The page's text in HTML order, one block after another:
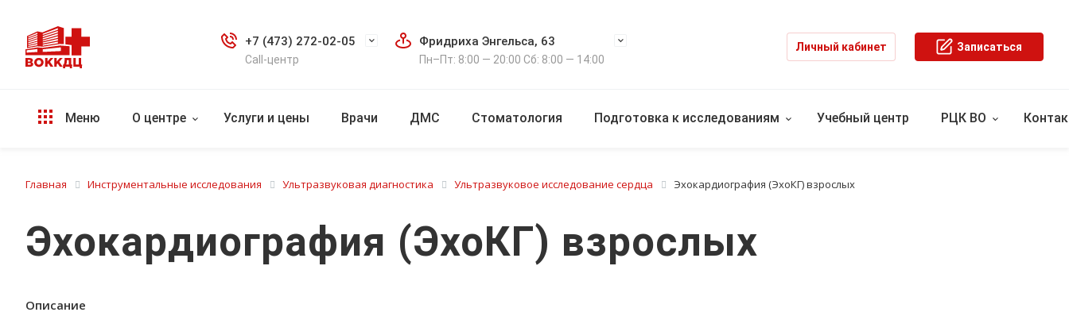
+7 (473) 272-02-05
Call-центр
Фридриха Энгельса, 63
Пн–Пт: 8:00 — 20:00 Сб: 8:00 — 14:00
Личный кабинет Записаться
Меню О центре Услуги и цены Врачи ДМС Стоматология Подготовка к исследованиям Учебный центр РЦК ВО
Главная Инструментальные исследования Ультразвуковая диагностика Ультразвуковое исследование сердца Эхокардиография (ЭхоКГ) взрослых
Эхокардиография (ЭхоКГ) взрослых
Описание